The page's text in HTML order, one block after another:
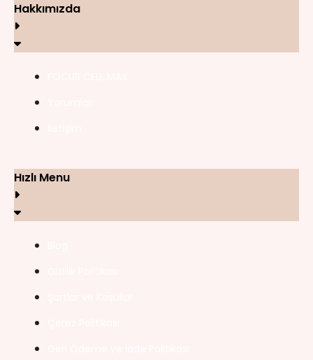
Hakkımızda
Hızlı Menu